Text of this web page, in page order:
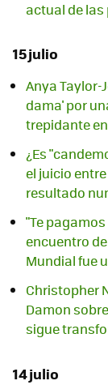
actual de
15 julio
Anya Taylor-
dama' por
trepidante
¿Es
el juicio
resultado
"Te
encuentro
Mundial fue
Christopher
Damon
sigue
14 julio